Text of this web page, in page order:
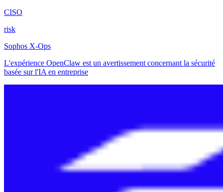
CISO
risk
Sophos X-Ops
L'expérience OpenClaw est un avertissement concernant la sécurité
basée sur l'IA en entreprise